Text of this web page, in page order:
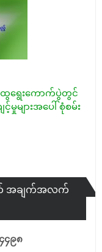
ေရွေးကောက်ပွဲတွင်
များအပေါ် စုံစမ်း
တ် အချက်အလက်
၄၉၈